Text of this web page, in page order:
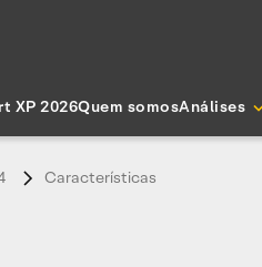
XP 2026Quem somosAnálises
Características